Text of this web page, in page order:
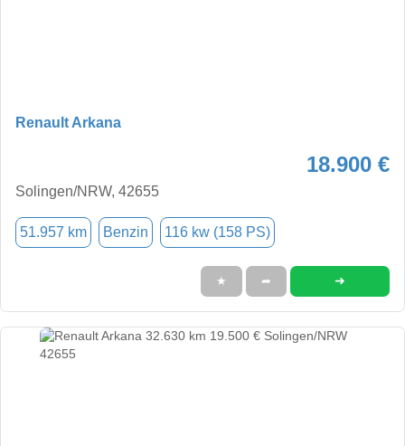
Renault Arkana
18.900 €
Solingen/NRW, 42655
51.957 km Benzin 116 kw (158 PS)
★ ➦ ➜